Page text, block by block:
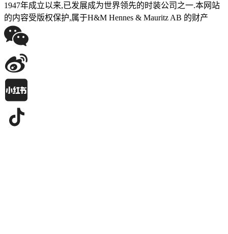
1947年成立以来,已发展成为世界领先的时装公司之一.本网站
的内容受版权保护,属于H&M Hennes & Mauritz AB 的财产